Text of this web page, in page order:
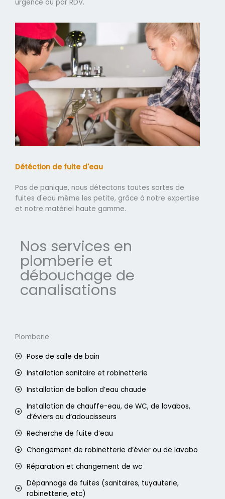
urgence ou par RDV.
Détéction de fuite d'eau
Pas de panique, nous détectons toutes sortes de
fuites d'eau même les petite, grâce à notre expertise
et notre matériel haute gamme.
Nos services en
plomberie et
débouchage de
canalisations
Plomberie
Pose de salle de bain
Installation sanitaire et robinetterie
Installation de ballon d’eau chaude
Installation de chauffe-eau, de WC, de lavabos,
d’éviers ou d’adoucisseurs
Recherche de fuite d’eau
Changement de robinetterie d’évier ou de lavabo
Réparation et changement de wc
Dépannage de fuites (sanitaires, tuyauterie,
robinetterie, etc)